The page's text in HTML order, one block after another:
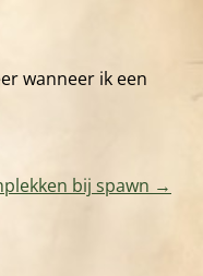
wanneer ik een
bij spawn →